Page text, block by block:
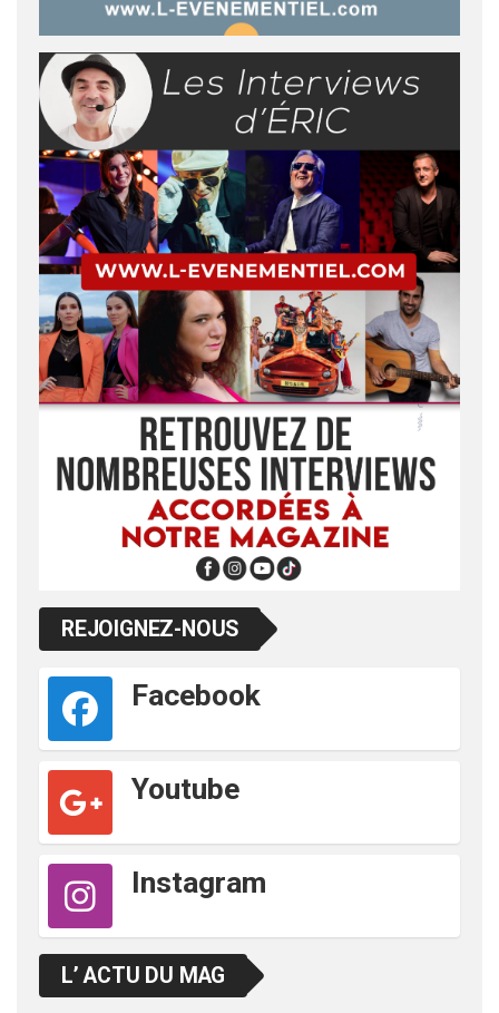
REJOIGNEZ-NOUS
Facebook
Youtube
Instagram
L’ ACTU DU MAG